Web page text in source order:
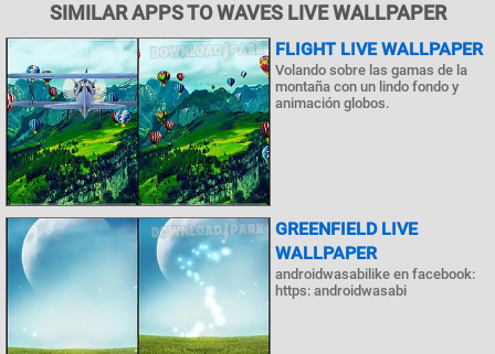
SIMILAR APPS TO WAVES LIVE WALLPAPER
FLIGHT LIVE WALLPAPER
Volando sobre las gamas de la
montaña con un lindo fondo y
animación globos.
GREENFIELD LIVE
WALLPAPER
androidwasabilike en facebook:
https: androidwasabi